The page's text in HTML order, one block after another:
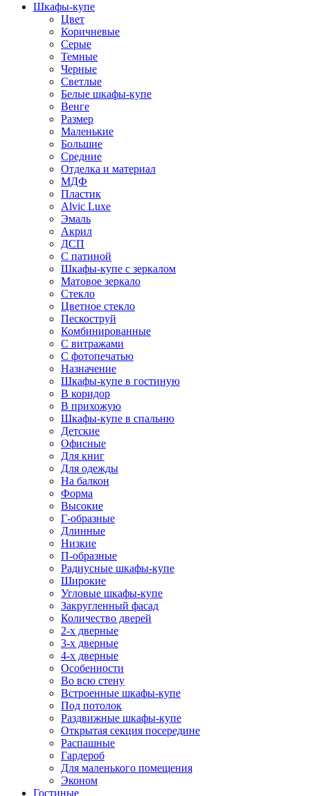
Шкафы-купе
Цвет
Коричневые
Серые
Темные
Черные
Светлые
Белые шкафы-купе
Венге
Размер
Маленькие
Большие
Средние
Отделка и материал
МДФ
Пластик
Alvic Luxe
Эмаль
Акрил
ДСП
С патиной
Шкафы-купе с зеркалом
Матовое зеркало
Стекло
Цветное стекло
Пескоструй
Комбинированные
С витражами
С фотопечатью
Назначение
Шкафы-купе в гостиную
В коридор
В прихожую
Шкафы-купе в спальню
Детские
Офисные
Для книг
Для одежды
На балкон
Форма
Высокие
Г-образные
Длинные
Низкие
П-образные
Радиусные шкафы-купе
Широкие
Угловые шкафы-купе
Закругленный фасад
Количество дверей
2-х дверные
3-х дверные
4-х дверные
Особенности
Во всю стену
Встроенные шкафы-купе
Под потолок
Раздвижные шкафы-купе
Открытая секция посередине
Распашные
Гардероб
Для маленького помещения
Эконом
Гостиные